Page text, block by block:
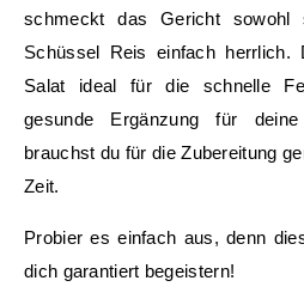
schmeckt das Gericht
Schüssel Reis einfach herrlich.
Salat ideal für die schnelle
gesunde Ergänzung für
brauchst du für die Zubereitung
Zeit.
Probier es einfach aus, denn
dich garantiert begeistern!